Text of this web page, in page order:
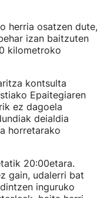
herria osatzen dute,
izan baitzuten
kilometroko
kontsulta
Epaitegiaren
ez dagoela
deialdia
horretarako
20:00etara.
gain, udalerri bat
inguruko